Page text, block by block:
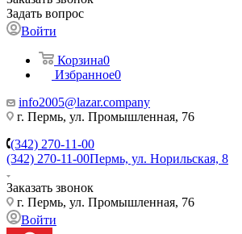
Задать вопрос
Войти
Корзина0
Избранное0
info2005@lazar.company
г. Пермь, ул. Промышленная, 76
(342) 270-11-00
(342) 270-11-00Пермь, ул. Норильская, 8
Заказать звонок
г. Пермь, ул. Промышленная, 76
Войти